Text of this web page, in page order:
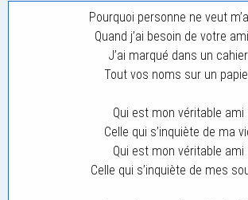
Pourquoi personne ne veut
Quand j’ai besoin de votre
J’ai marqué dans un cahier
Tout vos noms sur un
Qui est mon véritable ami
Celle qui s’inquiète de ma
Qui est mon véritable ami
Celle qui s’inquiète de mes